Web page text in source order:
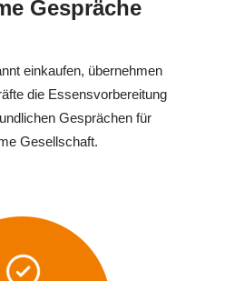
Gespräche
einkaufen, übernehmen
die Essensvorbereitung
Gesprächen für
Gesellschaft.